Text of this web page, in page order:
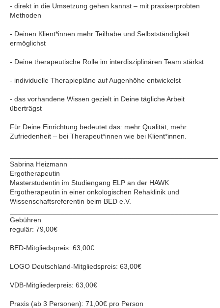
- direkt in die Umsetzung gehen kannst – mit praxiserprobten
Methoden
- Deinen Klient*innen mehr Teilhabe und Selbstständigkeit
ermöglichst
- Deine therapeutische Rolle im interdisziplinären Team stärkst
- individuelle Therapiepläne auf Augenhöhe entwickelst
- das vorhandene Wissen gezielt in Deine tägliche Arbeit
überträgst
Für Deine Einrichtung bedeutet das: mehr Qualität, mehr
Zufriedenheit – bei Therapeut*innen wie bei Klient*innen.
Sabrina Heizmann
Ergotherapeutin
Masterstudentin im Studiengang ELP an der HAWK
Ergotherapeutin in einer onkologischen Rehaklinik und
Wissenschaftsreferentin beim BED e.V.
Gebühren
regulär: 79,00€
BED-Mitgliedspreis: 63,00€
LOGO Deutschland-Mitgliedspreis: 63,00€
VDB-Mitgliederpreis: 63,00€
Praxis (ab 3 Personen): 71,00€ pro Person